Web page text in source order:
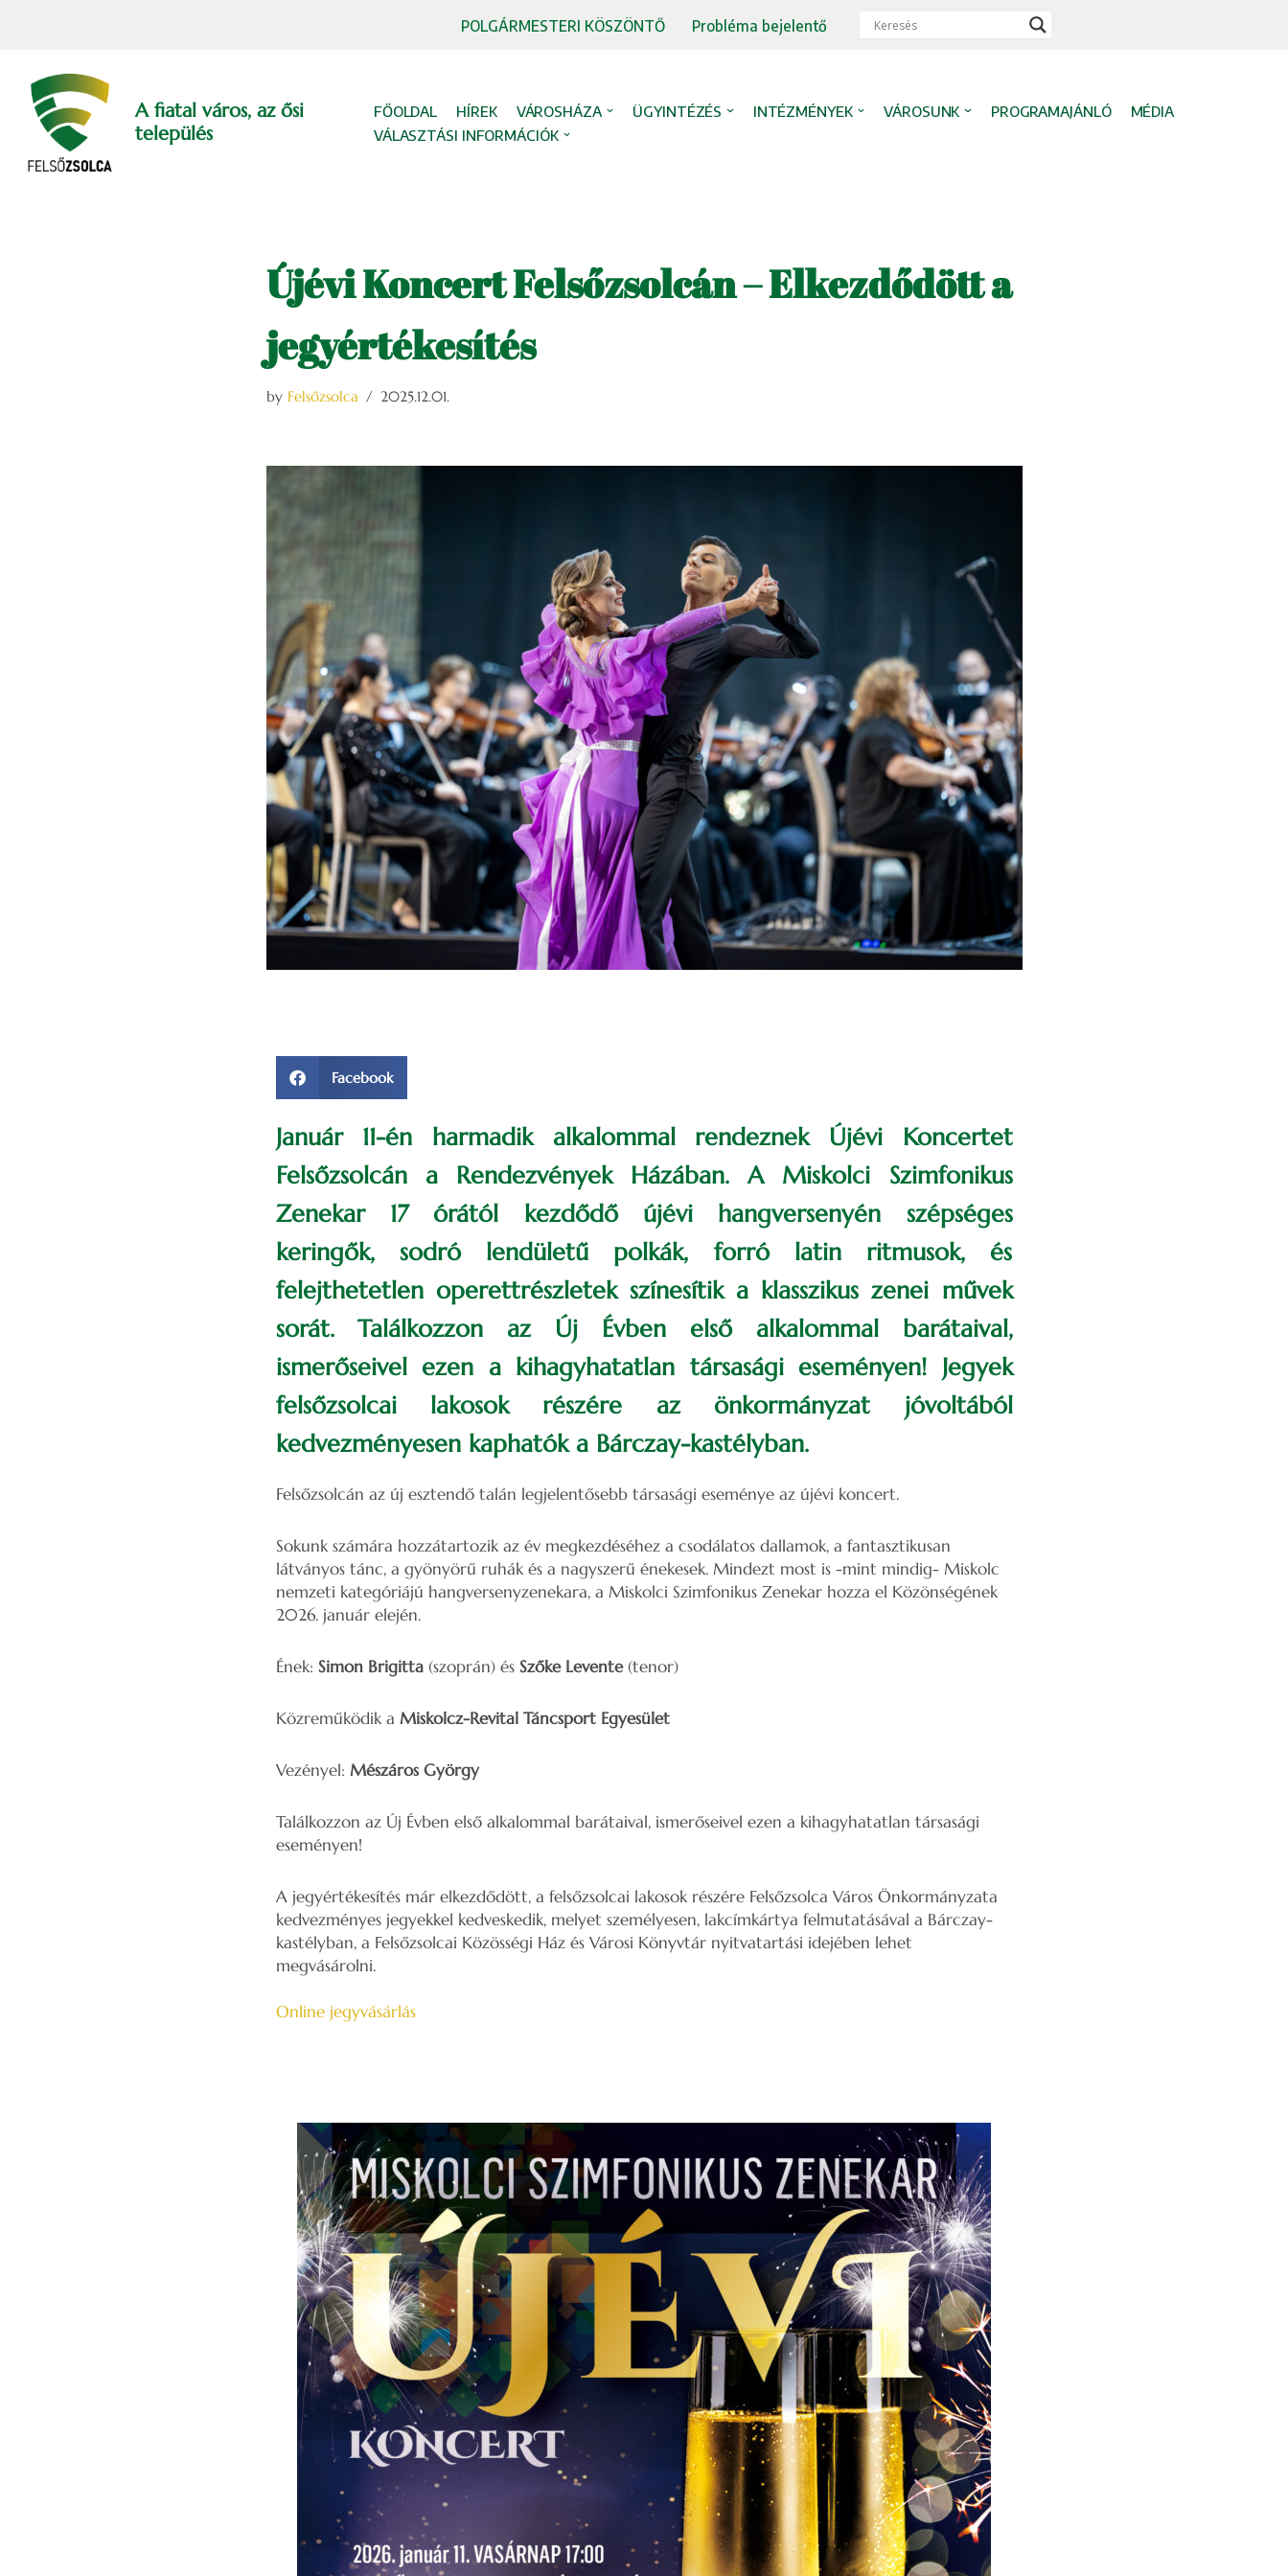
content
POLGÁRMESTERI KÖSZÖNTŐ Probléma bejelentő
A fiatal város, az ősi
település
FŐOLDAL HÍREK VÁROSHÁZA ÜGYINTÉZÉS INTÉZMÉNYEK VÁROSUNK PROGRAMAJÁNLÓ
MÉDIA
VÁLASZTÁSI INFORMÁCIÓK
Újévi Koncert Felsőzsolcán – Elkezdődött a
jegyértékesítés
by Felsőzsolca 2025.12.01.
Facebook
Január 11-én harmadik alkalommal rendeznek Újévi Koncertet
Felsőzsolcán a Rendezvények Házában. A Miskolci Szimfonikus
Zenekar 17 órától kezdődő újévi hangversenyén szépséges
keringők, sodró lendületű polkák, forró latin ritmusok, és
felejthetetlen operettrészletek színesítik a klasszikus zenei művek
sorát. Találkozzon az Új Évben első alkalommal barátaival,
ismerőseivel ezen a kihagyhatatlan társasági eseményen! Jegyek
felsőzsolcai lakosok részére az önkormányzat jóvoltából
kedvezményesen kaphatók a Bárczay-kastélyban.
Felsőzsolcán az új esztendő talán legjelentősebb társasági eseménye az újévi koncert.
Sokunk számára hozzátartozik az év megkezdéséhez a csodálatos dallamok, a fantasztikusan
látványos tánc, a gyönyörű ruhák és a nagyszerű énekesek. Mindezt most is -mint mindig- Miskolc
nemzeti kategóriájú hangversenyzenekara, a Miskolci Szimfonikus Zenekar hozza el Közönségének
2026. január elején.
Ének: Simon Brigitta(szoprán) és Szőke Levente(tenor)
Közreműködik a Miskolcz-Revital Táncsport Egyesület
Vezényel: Mészáros György
Találkozzon az Új Évben első alkalommal barátaival, ismerőseivel ezen a kihagyhatatlan társasági
eseményen!
A jegyértékesítés már elkezdődött, a felsőzsolcai lakosok részére Felsőzsolca Város Önkormányzata
kedvezményes jegyekkel kedveskedik, melyet személyesen, lakcímkártya felmutatásával a Bárczay-
kastélyban, a Felsőzsolcai Közösségi Ház és Városi Könyvtár nyitvatartási idejében lehet
megvásárolni.
Online jegyvásárlás